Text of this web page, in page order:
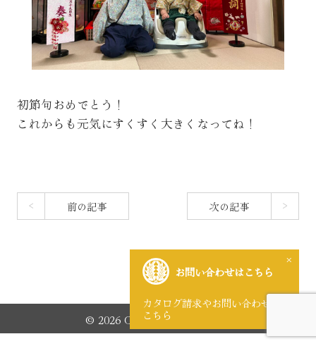
初節句おめでとう！
これからも元気にすくすく大きくなってね！
前の記事 次の記事
お問い合わせはこちら
カタログ請求やお問い合わせは
こちら
×
© 2026 CHUGIDO Co.,LTD.